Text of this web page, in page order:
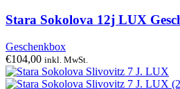
Stara Sokolova 12j LUX
Geschenkbox
€104,00 inkl. MwSt.